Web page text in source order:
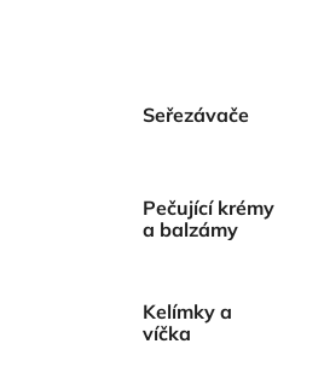
Seřezávače
Pečující krémy
a balzámy
Kelímky a
víčka